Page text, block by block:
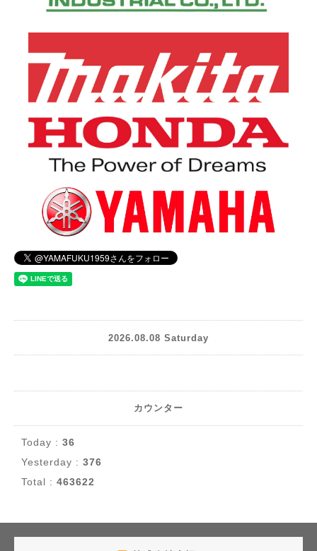
2026.08.08 Saturday
カウンター
Today : 36
Yesterday : 376
Total : 463622